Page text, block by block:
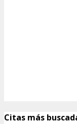
Citas más